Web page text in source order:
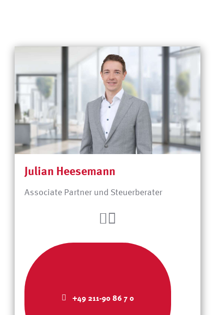
Julian Heesemann
Associate Partner und Steuerberater
+49 211-90 86 7 0